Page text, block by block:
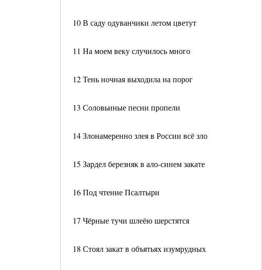
10 В саду одуванчики летом цветут
11 На моем веку случилось много
12 Тень ночная выходила на порог
13 Соловьиные песни пропели
14 Злонамеренно злея в России всё зло
15 Зардел березняк в ало-синем закате
16 Под чтение Псалтыри
17 Чёрные тучи шлеёю шерстятся
18 Стоял закат в объятьях изумрудных